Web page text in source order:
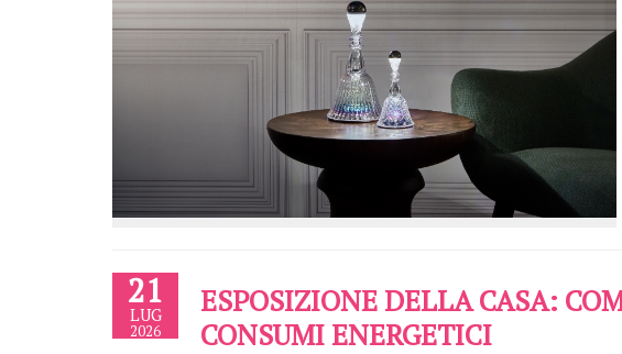
21
LUG
2026
ESPOSIZIONE DELLA CASA:
CONSUMI ENERGETICI